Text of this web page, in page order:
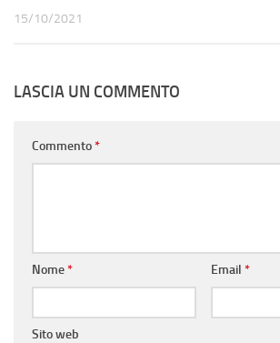
15/10/2021
LASCIA UN COMMENTO
Commento*
Nome* Email *
Sito web